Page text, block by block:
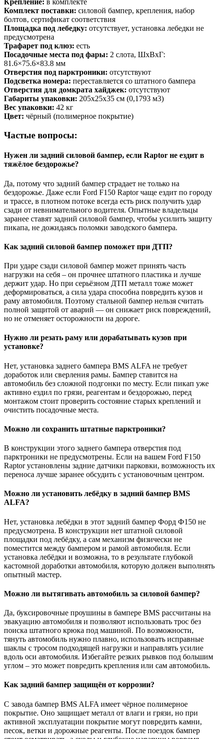
Крепление: в комплекте
Комплект поставки: силовой бампер, крепления, набор
болтов, сертификат соответствия
Площадка под лебедку: отсутствует, установка лебедки не
предусмотрена
Трафарет под клюз: есть
Посадочные места под фары: 2 слота, ШxВxГ:
81.6×75.6×83.8 мм
Отверстия под парктроники: отсутствуют
Подсветка номера: переставляется со штатного бампера
Отверстия для домкрата хайджек: отсутствуют
Габариты упаковки: 205х25х35 см (0,1793 м3)
Вес упаковки: 42 кг
Цвет: чёрный (полимерное покрытие)
Частые вопросы:
Нужен ли задний силовой бампер, если Raptor не ездит в
тяжёлое бездорожье?
Да, потому что задний бампер страдает не только на
бездорожье. Даже если Ford F150 Raptor чаще ездит по городу
и трассе, в плотном потоке всегда есть риск получить удар
сзади от невнимательного водителя. Опытные владельцы
заранее ставят задний силовой бампер, чтобы усилить защиту
пикапа, не дожидаясь поломки заводского бампера.
Как задний силовой бампер поможет при ДТП?
При ударе сзади силовой бампер может принять часть
нагрузки на себя – он прочнее штатного пластика и лучше
держит удар. Но при серьёзном ДТП металл тоже может
деформироваться, а сила удара способна повредить кузов и
раму автомобиля. Поэтому стальной бампер нельзя считать
полной защитой от аварий — он снижает риск повреждений,
но не отменяет осторожности на дороге.
Нужно ли резать раму или дорабатывать кузов при
установке?
Нет, установка заднего бампера BMS ALFA не требует
доработок или сверления рамы. Бампер ставится на
автомобиль без сложной подгонки по месту. Если пикап уже
активно ездил по грязи, реагентам и бездорожью, перед
монтажом стоит проверить состояние старых креплений и
очистить посадочные места.
Можно ли сохранить штатные парктроники?
В конструкции этого заднего бампера отверстия под
парктроники не предусмотрены. Если на вашем Ford F150
Raptor установлены задние датчики парковки, возможность их
переноса лучше заранее обсудить с установочным центром.
Можно ли установить лебёдку в задний бампер BMS
ALFA?
Нет, установка лебёдки в этот задний бампер Форд Ф150 не
предусмотрена. В конструкции нет штатной силовой
площадки под лебёдку, а сам механизм физически не
поместится между бампером и рамой автомобиля. Если
установка лебёдки и возможна, то в результате глубокой
кастомной доработки автомобиля, которую должен выполнять
опытный мастер.
Можно ли вытягивать автомобиль за силовой бампер?
Да, буксировочные проушины в бампере BMS рассчитаны на
эвакуацию автомобиля и позволяют использовать трос без
поиска штатного крюка под машиной. По возможности,
тянуть автомобиль нужно плавно, использовать исправные
шаклы с тросом подходящей нагрузки и направлять усилие
вдоль оси автомобиля. Избегайте резких рывков под большим
углом – это может повредить крепления или сам автомобиль.
Как задний бампер защищён от коррозии?
С завода бампер BMS ALFA имеет чёрное полимерное
покрытие. Оно защищает металл от влаги и грязи, но при
активной эксплуатации покрытие могут повредить камни,
песок, ветки и дорожные реагенты. После поездок бампер